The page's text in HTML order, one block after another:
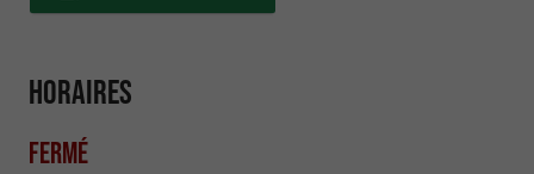
Horaires
Fermé